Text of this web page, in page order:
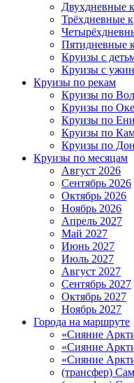
Двухдневные
Трёхдневные
Пятидневные
Круизы с
Круизы с
Круизы по рекам
Круизы по
Круизы по Оке
Круизы по
Круизы по
Круизы по
Круизы по месяцам
Август 2026
Сентябрь 2026
Октябрь 2026
Ноябрь 2026
Апрель 2027
Май 2027
Июнь 2027
Июль 2027
Август 2027
Сентябрь 2027
Октябрь 2027
Ноябрь 2027
Города на маршруте
«Сияние
«Сияние
«Сияние
(трансфер)